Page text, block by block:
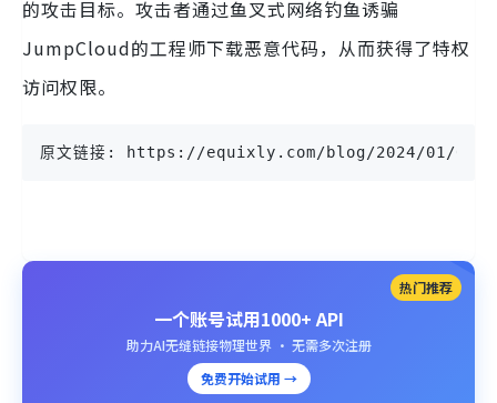
的攻击目标。攻击者通过鱼叉式网络钓鱼诱骗
JumpCloud的工程师下载恶意代码，从而获得了特权
访问权限。
原文链接: https://equixly.com/blog/2024/01/
热门推荐
一个账号试用1000+ API
助力AI无缝链接物理世界 · 无需多次注册
免费开始试用 →